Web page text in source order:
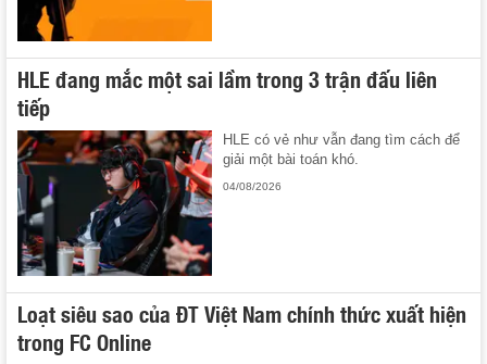
HLE đang mắc một sai lầm trong 3 trận đấu liên
tiếp
HLE có vẻ như vẫn đang tìm cách để
giải một bài toán khó.
04/08/2026
Loạt siêu sao của ĐT Việt Nam chính thức xuất hiện
trong FC Online